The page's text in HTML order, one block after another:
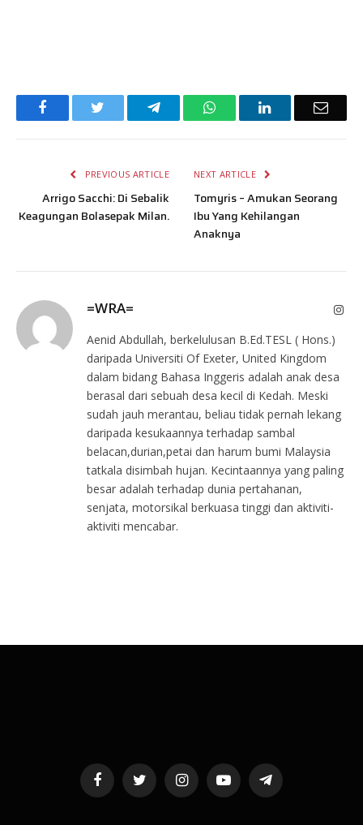
Facebook TelegramWhatsAppLinkedIn Email
PREVIOUS ARTICLE
Arrigo Sacchi: Di Sebalik
Keagungan Bolasepak Milan.
NEXT ARTICLE
Tomyris – Amukan Seorang
Ibu Yang Kehilangan
Anaknya
=WRA=
Aenid Abdullah, berkelulusan B.Ed.TESL ( Hons.)
daripada Universiti Of Exeter, United Kingdom
dalam bidang Bahasa Inggeris adalah anak desa
berasal dari sebuah desa kecil di Kedah. Meski
sudah jauh merantau, beliau tidak pernah lekang
daripada kesukaannya terhadap sambal
belacan,durian,petai dan harum bumi Malaysia
tatkala disimbah hujan. Kecintaannya yang paling
besar adalah terhadap dunia pertahanan,
senjata, motorsikal berkuasa tinggi dan aktiviti-
aktiviti mencabar.
FacebookTwitter InstagramYouTubeTelegram